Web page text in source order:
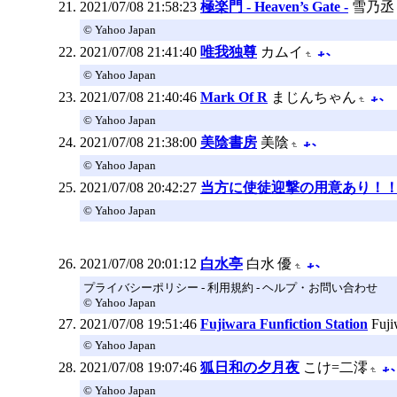
2021/07/08 21:58:23 極楽門 - Heaven’s Gate - 雪乃丞
© Yahoo Japan
2021/07/08 21:41:40 唯我独尊 カムイ
© Yahoo Japan
2021/07/08 21:40:46 Mark Of R まじんちゃん
© Yahoo Japan
2021/07/08 21:38:00 美陰書房 美陰
© Yahoo Japan
2021/07/08 20:42:27 当方に使徒迎撃の用意あり！！
© Yahoo Japan
2021/07/08 20:01:12 白水亭 白水 優
プライバシーポリシー - 利用規約 - ヘルプ・お問い合わせ
© Yahoo Japan
2021/07/08 19:51:46 Fujiwara Funfiction Station
© Yahoo Japan
2021/07/08 19:07:46 狐日和の夕月夜 こけ=二澪
© Yahoo Japan